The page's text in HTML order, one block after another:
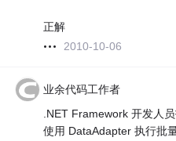
正解
2010-10-06
业余代码工作者
.NET Framework 开发人
使用 DataAdapter 执行批